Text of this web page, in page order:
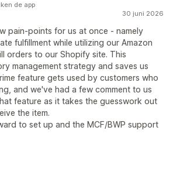
30 juni 2026
pain-points for us at once - namely
fulfillment while utilizing our Amazon
orders to our Shopify site. This
management strategy and saves us
feature gets used by customers who
and we've had a few comment to us
feature as it takes the guesswork out
the item.
to set up and the MCF/BWP support
de app